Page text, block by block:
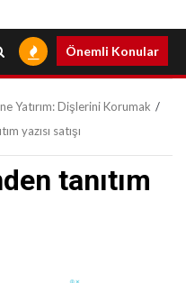
Önemli Konular
Yatırım: Dişlerini Korumak
yazısı satışı
tanıtım